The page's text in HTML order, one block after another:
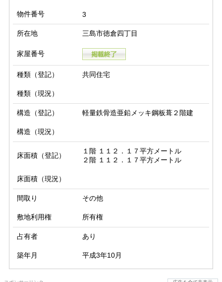
物件番号 3
所在地 三島市徳倉四丁目
家屋番号
種類（登記） 共同住宅
種類（現況）
構造（登記） 軽量鉄骨造亜鉛メッキ鋼板葺２階建
構造（現況）
床面積（登記）
１階 １１２．１７平方メートル
２階 １１２．１７平方メートル
床面積（現況）
間取り その他
敷地利用権 所有権
占有者 あり
築年月 平成3年10月